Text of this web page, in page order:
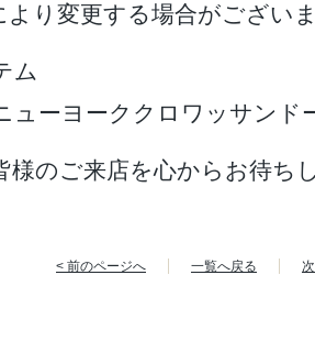
り変更する場合がござい
ム
ューヨーククロワッサンド
様のご来店を心からお待ち
< 前のページへ 一覧へ戻る